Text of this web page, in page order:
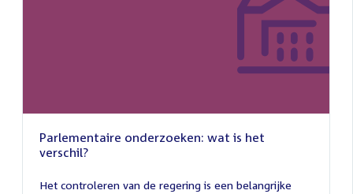
Parlementaire onderzoeken: wat is het
verschil?
juli
Het controleren van de regering is een belangrijke